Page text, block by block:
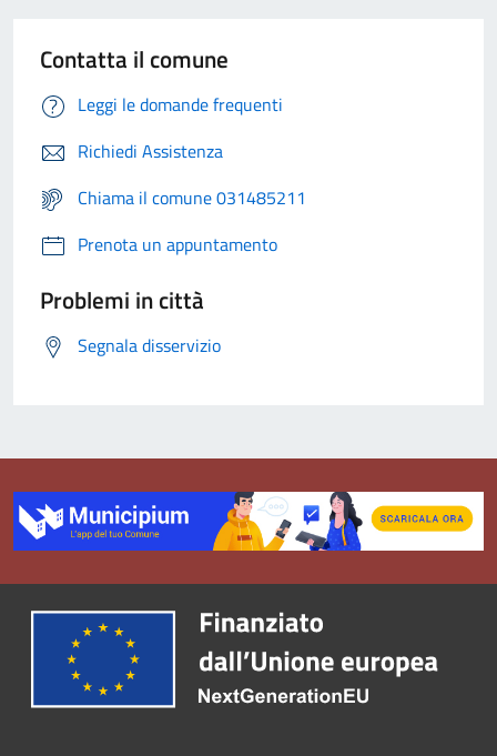
Contatta il comune
Leggi le domande frequenti
Richiedi Assistenza
Chiama il comune 031485211
Prenota un appuntamento
Problemi in città
Segnala disservizio